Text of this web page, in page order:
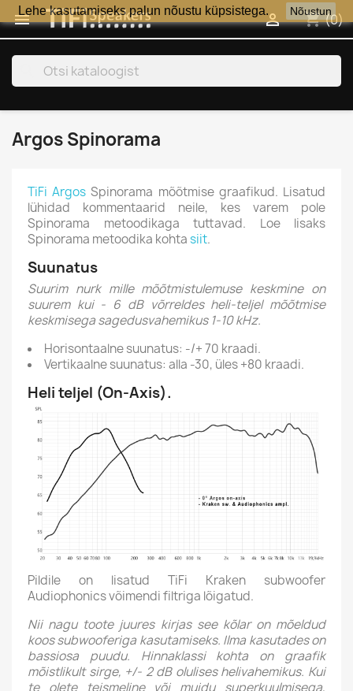
Lehe kasutamiseks palun nõustu küpsistega. Nõustun
 shopping_cart(0)

Argos Spinorama
TiFi Argos Spinorama mõõtmise graafikud. Lisatud
lühidad kommentaarid neile, kes varem pole
Spinorama metoodikaga tuttavad. Loe lisaks
Spinorama metoodika kohtasiit.
Suunatus
Suurim nurk mille mõõtmistulemuse keskmine on
suurem kui - 6 dB võrreldes heli-teljel mõõtmise
keskmisegasagedusvahemikus 1-10 kHz.
Horisontaalne suunatus: -/+ 70 kraadi.
Vertikaalne suunatus: alla -30, üles +80 kraadi.
Heli teljel (On-Axis).
Pildile on lisatud TiFi Kraken subwoofer
Audiophonics võimendi filtriga lõigatud.
Nii nagu toote juures kirjas see kõlar on mõeldud
koos subwooferiga kasutamiseks. Ilma kasutades on
bassiosa puudu. Hinnaklassi kohta on graafik
mõistlikult sirge, +/- 2 dB olulises helivahemikus. Kui
te olete teismeline või muidu superkuulmisega,